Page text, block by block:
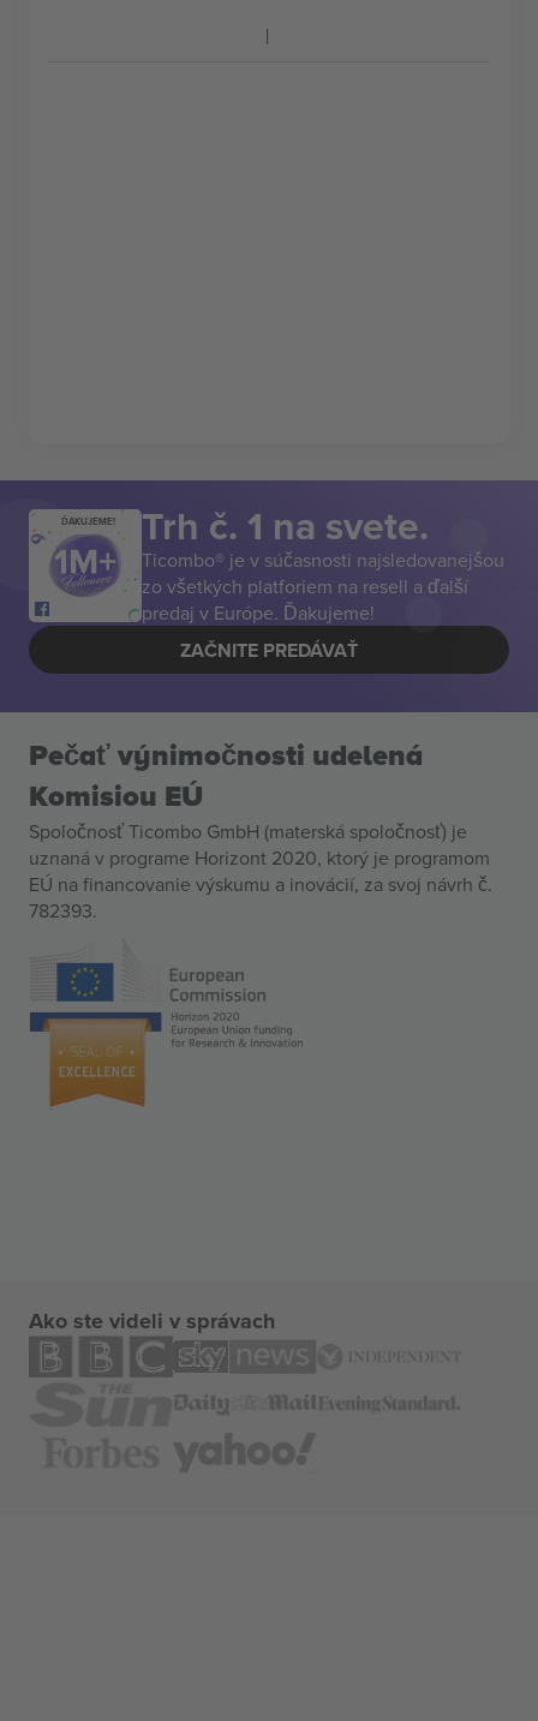
ĎAKUJEME! Trh č. 1 na svete.
Ticombo® je v súčasnosti najsledovanejšou
zo všetkých platforiem na resell a ďalší
predaj v Európe. Ďakujeme!
ZAČNITE PREDÁVAŤ
Pečať výnimočnosti udelená
Komisiou EÚ
Spoločnosť Ticombo GmbH (materská spoločnosť) je
uznaná v programe Horizont 2020, ktorý je programom
EÚ na financovanie výskumu a inovácií, za svoj návrh č.
782393.
Ako ste videli v správach